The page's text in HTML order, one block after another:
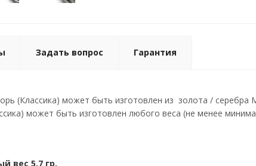
Задать вопрос Гарантия
(Классика) может быть изготовлен из золота / серебра
может быть изготовлен любого веса (не менее
вес 5,7 гр.